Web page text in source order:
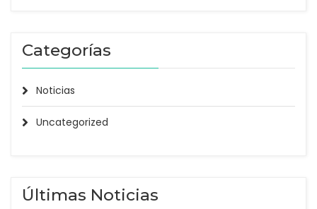
Categorías
Noticias
Uncategorized
Últimas Noticias